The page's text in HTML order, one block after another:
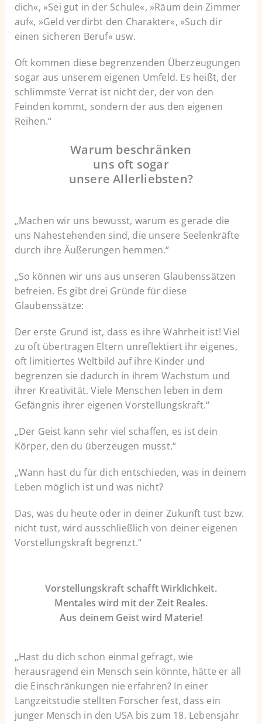
dich«, »Sei gut in der Schule«, »Räum dein Zimmer
auf«, »Geld verdirbt den Charakter«, »Such dir
einen sicheren Beruf« usw.
Oft kommen diese begrenzenden Überzeugungen
sogar aus unserem eigenen Umfeld. Es heißt, der
schlimmste Verrat ist nicht der, der von den
Feinden kommt, sondern der aus den eigenen
Reihen.“
Warum beschränken
uns oft sogar
unsere Allerliebsten?
„Machen wir uns bewusst, warum es gerade die
uns Nahestehenden sind, die unsere Seelenkräfte
durch ihre Äußerungen hemmen.“
„So können wir uns aus unseren Glaubenssätzen
befreien. Es gibt drei Gründe für diese
Glaubenssätze:
Der erste Grund ist, dass es ihre Wahrheit ist! Viel
zu oft übertragen Eltern unreflektiert ihr eigenes,
oft limitiertes Weltbild auf ihre Kinder und
begrenzen sie dadurch in ihrem Wachstum und
ihrer Kreativität. Viele Menschen leben in dem
Gefängnis ihrer eigenen Vorstellungskraft.“
„Der Geist kann sehr viel schaffen, es ist dein
Körper, den du überzeugen musst.“
„Wann hast du für dich entschieden, was in deinem
Leben möglich ist und was nicht?
Das, was du heute oder in deiner Zukunft tust bzw.
nicht tust, wird ausschließlich von deiner eigenen
Vorstellungskraft begrenzt.“
Vorstellungskraft schafft Wirklichkeit.
Mentales wird mit der Zeit Reales.
Aus deinem Geist wird Materie!
„Hast du dich schon einmal gefragt, wie
herausragend ein Mensch sein könnte, hätte er all
die Einschränkungen nie erfahren? In einer
Langzeitstudie stellten Forscher fest, dass ein
junger Mensch in den USA bis zum 18. Lebensjahr